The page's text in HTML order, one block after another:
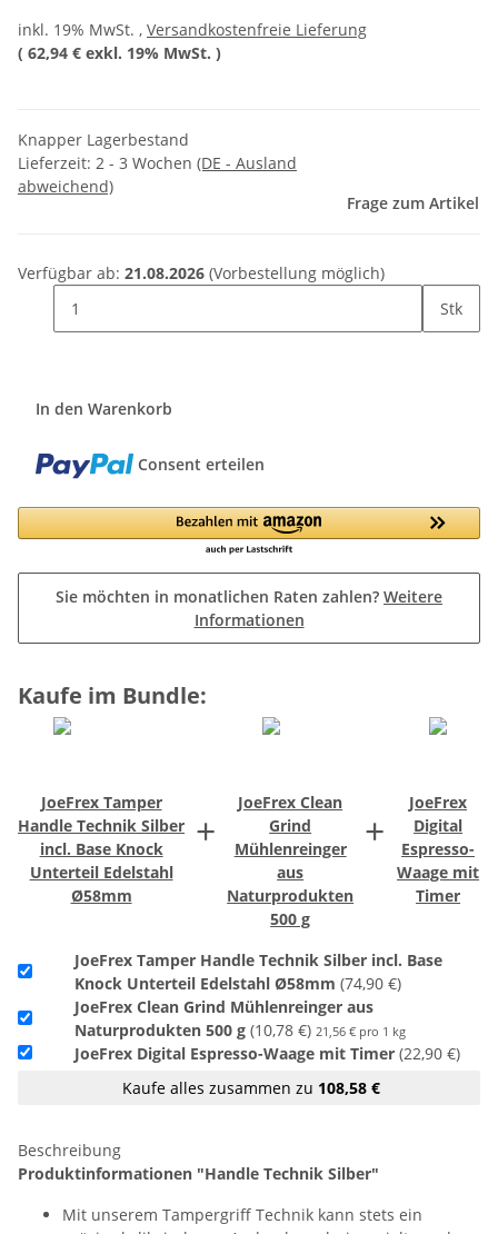
inkl. 19% MwSt. , Versandkostenfreie Lieferung
( 62,94 € exkl. 19% MwSt. )
Knapper Lagerbestand
Lieferzeit: 2 - 3 Wochen (DE - Ausland
abweichend)
Frage zum Artikel
Verfügbar ab: 21.08.2026 (Vorbestellung möglich)
Stk
In den Warenkorb
Consent erteilen
Sie möchten in monatlichen Raten zahlen? Weitere
Informationen
Kaufe im Bundle:
JoeFrex Tamper
Handle Technik Silber
incl. Base Knock
Unterteil Edelstahl
Ø58mm
+
JoeFrex Clean
Grind
Mühlenreinger
aus
Naturprodukten
500 g
+
JoeFrex
Digital
Espresso-
Waage mit
Timer
JoeFrex Tamper Handle Technik Silber incl. Base
Knock Unterteil Edelstahl Ø58mm (74,90 €)
JoeFrex Clean Grind Mühlenreinger aus
Naturprodukten 500 g(10,78 €) 21,56 € pro 1 kg
JoeFrex Digital Espresso-Waage mit Timer(22,90 €)
Kaufe alles zusammen zu 108,58 €
Beschreibung
Produktinformationen "Handle Technik Silber"
Mit unserem Tampergriff Technik kann stets ein